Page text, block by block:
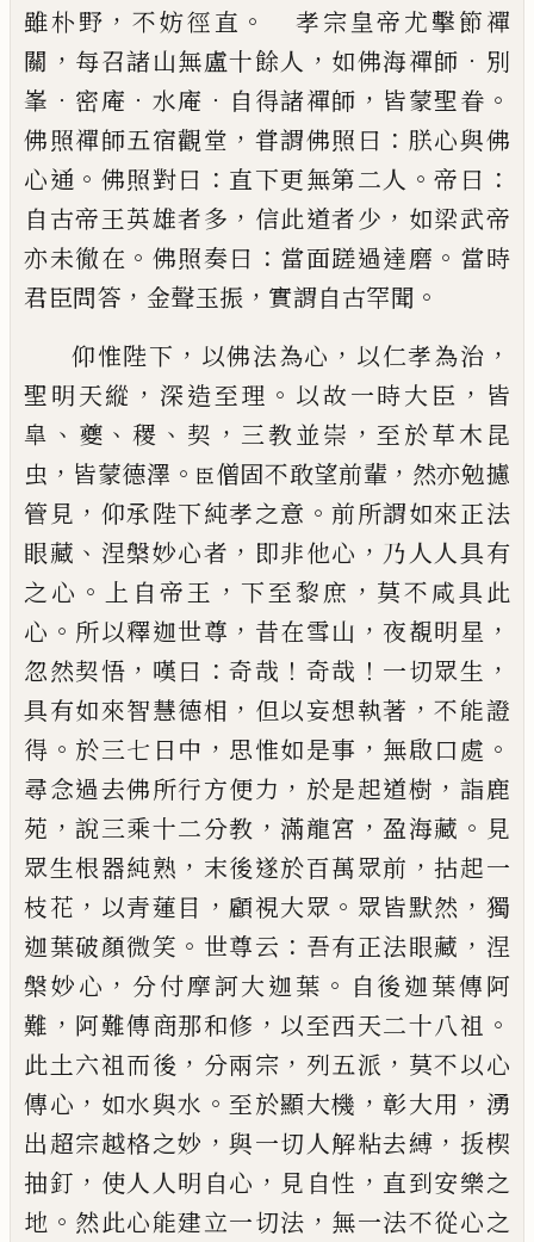
雖朴野 ，不妨徑直 。
孝宗皇帝尤擊節禪
關 ， 每召諸山無盧十餘人 ， 如佛海禪師 ． 別
峯 ． 密庵 ． 水庵 ． 自得諸禪師 ， 皆蒙聖眷 。
佛照禪師五宿觀堂 ， 甞謂佛照曰 ： 朕心與佛
心通 。 佛照對曰 ： 直下更無第二人 。帝曰 ：
自古帝王英雄者多 ， 信此道者少 ， 如梁武帝
亦未徹在 。 佛照奏曰 ： 當面蹉過達磨 。 當時
君臣問答 ， 金聲玉振 ， 實謂自古罕聞 。
仰惟陛下 ， 以佛法為心 ， 以仁孝為治 ，
聖明天縱 ， 深造至理 。 以故一時大臣 ， 皆
皐 、 夔 、稷 、 契 ， 三教並崇 ， 至於草木昆
虫 ， 皆蒙德澤 。 臣僧固不敢望前輩 ， 然亦勉攄
管見 ， 仰承陛下純孝之意 。前所謂如來正法
眼藏 、 涅槃妙心者 ， 即非他心 ， 乃人人具有
之心 。 上自帝王 ， 下至黎庶 ， 莫不咸具此
心 。 所以釋迦世尊 ， 昔在雪山 ， 夜覩明星 ，
忽然契悟 ， 嘆曰 ：奇哉 ！ 奇哉 ！ 一切眾生 ，
具有如來智慧德相 ， 但以妄想執著 ，不能證
得 。 於三七日中 ， 思惟如是事 ， 無啟口處 。
尋念過去佛所行方便力 ， 於是起道樹 ， 詣鹿
苑 ，說三乘十二分教 ， 滿龍宮 ， 盈海藏 。 見
眾生根器純熟 ， 末後遂於百萬眾前 ，拈起一
枝花 ， 以青蓮目 ， 顧視大眾 。 眾皆默然 ， 獨
迦葉破顏微笑 。 世尊云 ： 吾有正法眼藏 ， 涅
槃妙心 ， 分付摩訶大迦葉 。 自後迦葉傳阿
難 ， 阿難傳商那和修 ， 以至西天二十八祖 。
此土六祖而後 ， 分兩宗 ， 列五派 ， 莫不以心
傳心 ， 如水與水 。 至於顯大機 ， 彰大用 ， 湧
出超宗越格之妙 ，與一切人解粘去縛 ， 㧞楔
抽釘 ， 使人人明自心 ， 見自性 ， 直到安樂之
地 。 然此心能建立一切法 ， 無一法不從心之